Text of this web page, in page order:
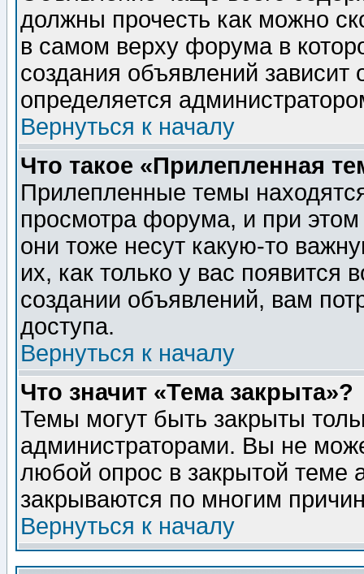
должны прочесть как можно
в самом верху форума в
создания объявлений зависит
определяется
Вернуться к началу
Что такое «Прилепленная
Прилепленные темы
просмотра форума, и при
они тоже несут какую-то
их, как только у вас появится
создании объявлений, вам
доступа.
Вернуться к началу
Что значит «Тема закрыта»?
Темы могут быть закрыты
администраторами. Вы не
любой опрос в закрытой теме
закрываются по многим
Вернуться к началу